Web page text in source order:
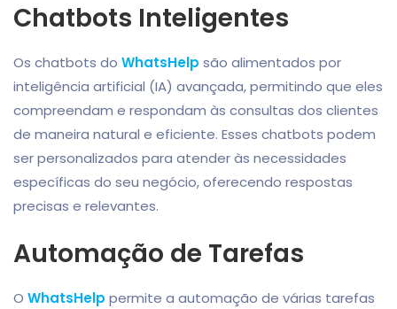
Chatbots Inteligentes
Os chatbots do WhatsHelp são alimentados por
inteligência artificial (IA) avançada, permitindo que eles
compreendam e respondam às consultas dos clientes
de maneira natural e eficiente. Esses chatbots podem
ser personalizados para atender às necessidades
específicas do seu negócio, oferecendo respostas
precisas e relevantes.
Automação de Tarefas
O WhatsHelp permite a automação de várias tarefas